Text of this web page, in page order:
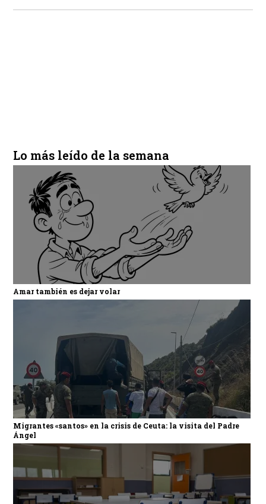
Lo más leído de la semana
Amar también es dejar volar
Migrantes «santos» en la crisis de Ceuta: la visita del Padre
Ángel